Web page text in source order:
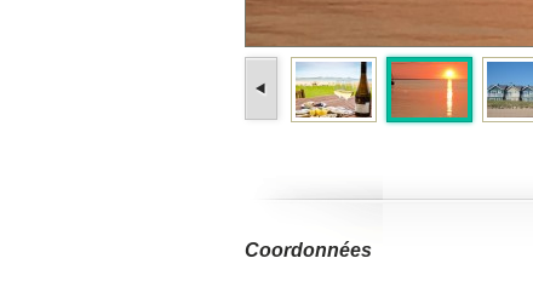
Coordonnées